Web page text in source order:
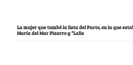
La mujer que tumbó la lista del Pacto, en la que
María del Mar Pizarro y “Lalis